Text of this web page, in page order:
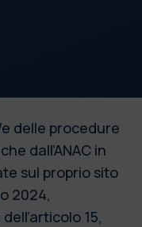
delle procedure
dall’ANAC in
sul proprio sito
2024,
15,